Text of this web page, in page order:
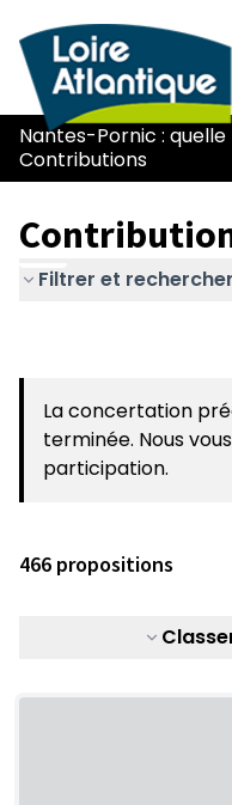
Nantes-Pornic :
Contributions
Filtrer et rechercher
La concertation
terminée. Nous
participation.
466 propositions